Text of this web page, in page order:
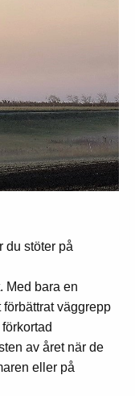
du stöter på
Med bara en
väggrepp
av året när de
eller på